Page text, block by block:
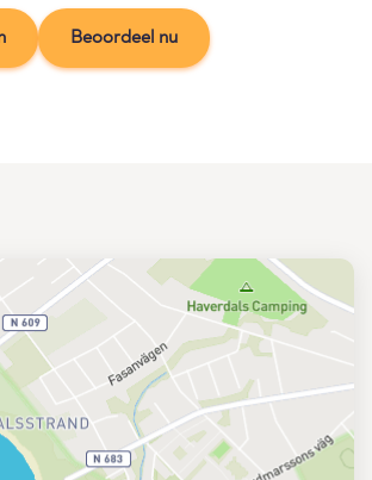
Beoordeel nu